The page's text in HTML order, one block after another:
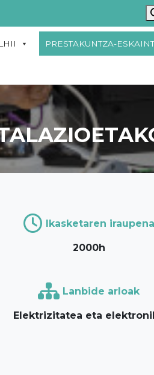
PRESTAKUNTZA-
Ikasketaren iraupena
2000h
Lanbide arloak
Elektrizitatea eta